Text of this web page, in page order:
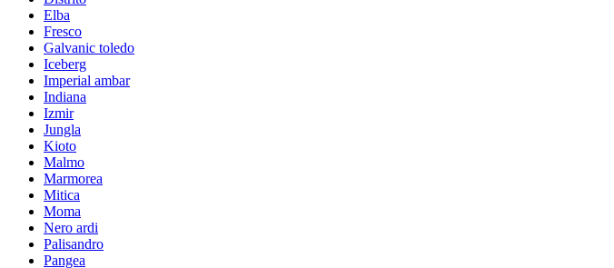
Elba
Fresco
Galvanic toledo
Iceberg
Imperial ambar
Indiana
Izmir
Jungla
Kioto
Malmo
Marmorea
Mitica
Moma
Nero ardi
Palisandro
Pangea